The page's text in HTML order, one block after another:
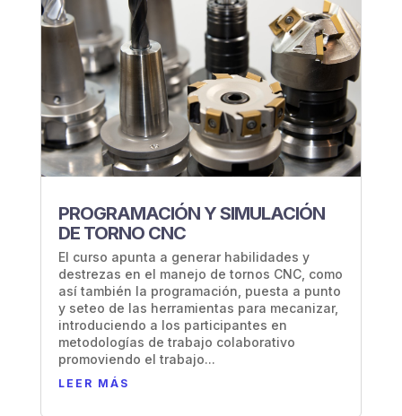
PROGRAMACIÓN Y SIMULACIÓN
DE TORNO CNC
El curso apunta a generar habilidades y
destrezas en el manejo de tornos CNC, como
así también la programación, puesta a punto
y seteo de las herramientas para mecanizar,
introduciendo a los participantes en
metodologías de trabajo colaborativo
promoviendo el trabajo...
LEER MÁS